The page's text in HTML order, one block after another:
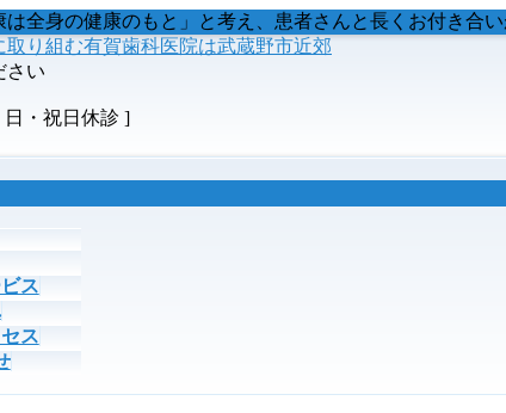
全身の健康のもと」と考え、患者さんと長くお付き合
さい
日・祝日休診 ]
ス
ス